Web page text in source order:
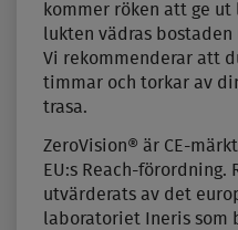
kommer röken att ge
lukten vädras
Vi rekommenderar att
timmar och torkar av
trasa.
ZeroVision® är CE-
EU:s Reach-förordning.
utvärderats av det
laboratoriet Ineris som